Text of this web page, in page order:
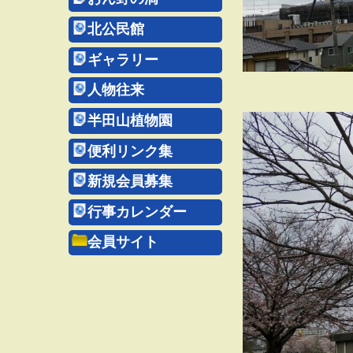
北公民館
ギャラリー
人物往来
半田山植物園
便利リンク集
新規会員募集
行事カレンダー
会員サイト